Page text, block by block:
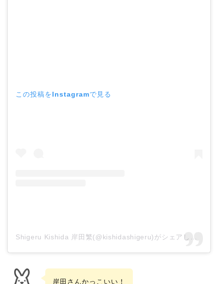
この投稿をInstagramで見る
Shigeru Kishida 岸田繁(@kishidashigeru)がシェアした投稿
岸田さんかっこいい！